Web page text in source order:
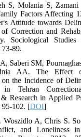
S, Molania S,
Factors Affecting
Attitude towards
of Correction and
Sociological
73-89.
A, Saberi SM,
AA. The Effect
on the Incidence of
in Tehran
& Research in Applied
95-102. [DOI
Woszidlo A, Chris S.
and Loneliness